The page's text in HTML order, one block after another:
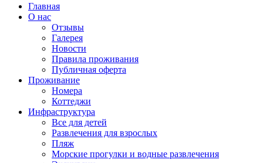
Главная
О нас
Отзывы
Галерея
Новости
Правила проживания
Публичная оферта
Проживание
Номера
Коттеджи
Инфраструктура
Все для детей
Развлечения для взрослых
Пляж
Морские прогулки и водные развлечения